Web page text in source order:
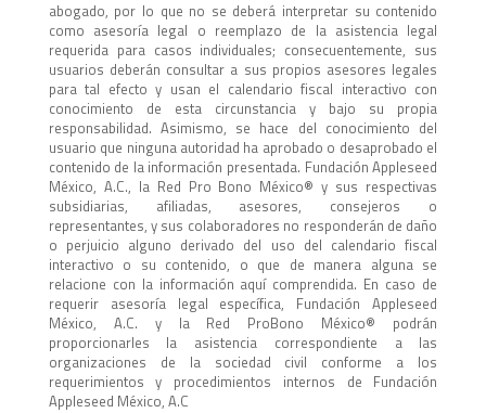
abogado, por lo que no se deberá interpretar su contenido
como asesoría legal o reemplazo de la asistencia legal
requerida para casos individuales; consecuentemente, sus
usuarios deberán consultar a sus propios asesores legales
para tal efecto y usan el calendario fiscal interactivo con
conocimiento de esta circunstancia y bajo su propia
responsabilidad. Asimismo, se hace del conocimiento del
usuario que ninguna autoridad ha aprobado o desaprobado el
contenido de la información presentada. Fundación Appleseed
México, A.C., la Red Pro Bono México®️ y sus respectivas
subsidiarias, afiliadas, asesores, consejeros o
representantes, y sus colaboradores no responderán de daño
o perjuicio alguno derivado del uso del calendario fiscal
interactivo o su contenido, o que de manera alguna se
relacione con la información aquí comprendida. En caso de
requerir asesoría legal específica, Fundación Appleseed
México, A.C. y la Red ProBono México®️ podrán
proporcionarles la asistencia correspondiente a las
organizaciones de la sociedad civil conforme a los
requerimientos y procedimientos internos de Fundación
Appleseed México, A.C